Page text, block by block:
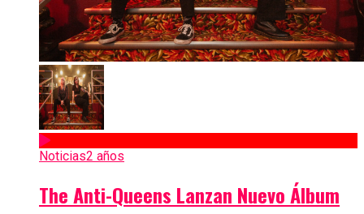
Noticias2 años
The Anti-Queens Lanzan Nuevo Álbum